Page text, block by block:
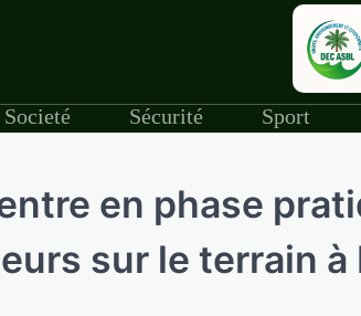
Societé Sécurité Sport
en phase
sur le terrain à